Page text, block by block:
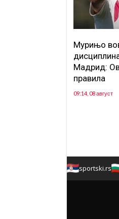
Мурињо
Мадрид:
правила
09:14, 08 август
sportski.rs